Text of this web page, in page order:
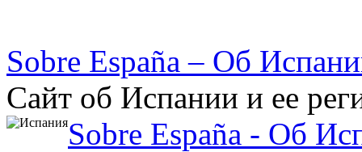
Sobre España – Об
Сайт об Испании и ее
Sobre España - Об